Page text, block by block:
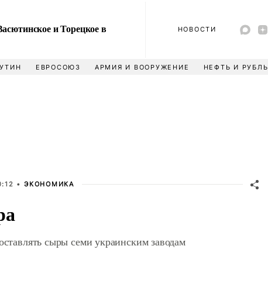
и Торецкое в
НОВОСТИ
ЕВРОСОЮЗ АРМИЯ И ВООРУЖЕНИЕ НЕФТЬ И РУБЛЬ
• ЭКОНОМИКА
сыры семи украинским заводам